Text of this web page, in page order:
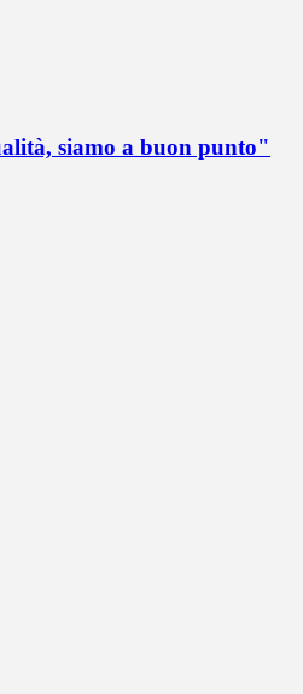
siamo a buon punto"